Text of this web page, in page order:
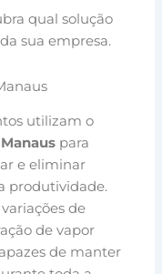
qual solução
sua empresa.
utilizam o
para
e eliminar
produtividade.
de
de vapor
de manter